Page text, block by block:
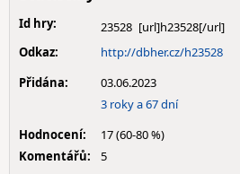
Id hry:
23528
Odkaz:
http://dbher.cz/h23528
Přidána:
03.06.2023
3 roky a 67 dní
Hodnocení:
17 (60-80 %)
Komentářů:
5